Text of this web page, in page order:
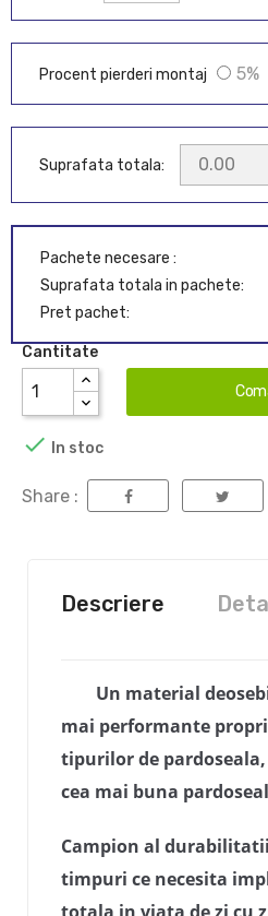
Procent pierderi montaj 5%
Suprafata totala:
Pachete necesare :
Suprafata totala in pachete:
Pret pachet:
Cantitate
 In stoc
Share :
Descriere
Un material
mai performante
tipurilor de
cea mai buna
Campion al
timpuri ce necesita